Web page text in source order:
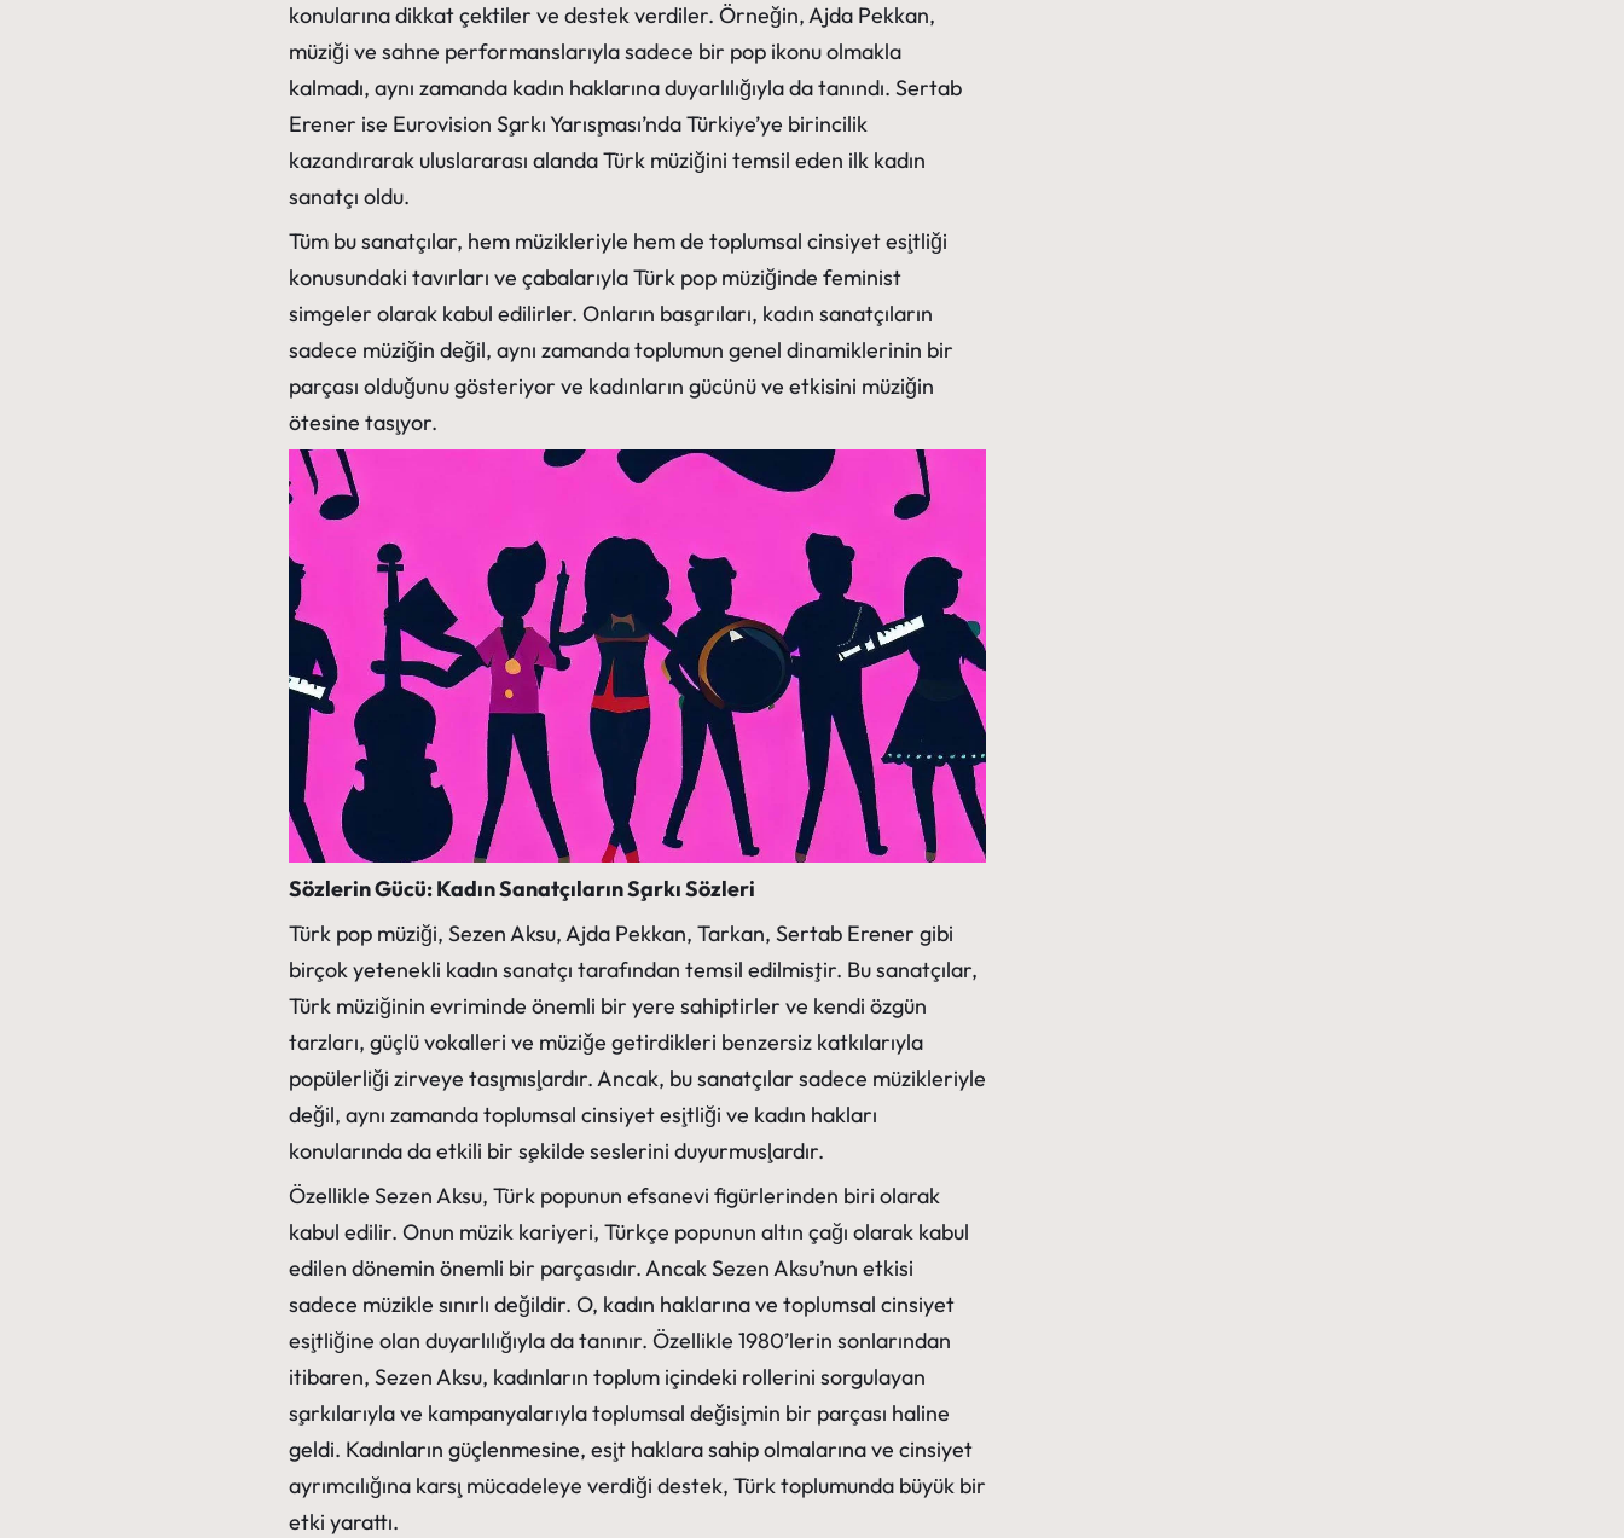
konularına dikkat çektiler ve destek verdiler. Örneğin, Ajda Pekkan,
müziği ve sahne performanslarıyla sadece bir pop ikonu olmakla
kalmadı, aynı zamanda kadın haklarına duyarlılığıyla da tanındı. Sertab
Erener ise Eurovision Şarkı Yarışması’nda Türkiye’ye birincilik
kazandırarak uluslararası alanda Türk müziğini temsil eden ilk kadın
sanatçı oldu.
Tüm bu sanatçılar, hem müzikleriyle hem de toplumsal cinsiyet eşitliği
konusundaki tavırları ve çabalarıyla Türk pop müziğinde feminist
simgeler olarak kabul edilirler. Onların başarıları, kadın sanatçıların
sadece müziğin değil, aynı zamanda toplumun genel dinamiklerinin bir
parçası olduğunu gösteriyor ve kadınların gücünü ve etkisini müziğin
ötesine taşıyor.
Sözlerin Gücü: Kadın Sanatçıların Şarkı Sözleri
Türk pop müziği, Sezen Aksu, Ajda Pekkan, Tarkan, Sertab Erener gibi
birçok yetenekli kadın sanatçı tarafından temsil edilmiştir. Bu sanatçılar,
Türk müziğinin evriminde önemli bir yere sahiptirler ve kendi özgün
tarzları, güçlü vokalleri ve müziğe getirdikleri benzersiz katkılarıyla
popülerliği zirveye taşımışlardır. Ancak, bu sanatçılar sadece müzikleriyle
değil, aynı zamanda toplumsal cinsiyet eşitliği ve kadın hakları
konularında da etkili bir şekilde seslerini duyurmuşlardır.
Özellikle Sezen Aksu, Türk popunun efsanevi figürlerinden biri olarak
kabul edilir. Onun müzik kariyeri, Türkçe popunun altın çağı olarak kabul
edilen dönemin önemli bir parçasıdır. Ancak Sezen Aksu’nun etkisi
sadece müzikle sınırlı değildir. O, kadın haklarına ve toplumsal cinsiyet
eşitliğine olan duyarlılığıyla da tanınır. Özellikle 1980’lerin sonlarından
itibaren, Sezen Aksu, kadınların toplum içindeki rollerini sorgulayan
şarkılarıyla ve kampanyalarıyla toplumsal değişimin bir parçası haline
geldi. Kadınların güçlenmesine, eşit haklara sahip olmalarına ve cinsiyet
ayrımcılığına karşı mücadeleye verdiği destek, Türk toplumunda büyük bir
etki yarattı.